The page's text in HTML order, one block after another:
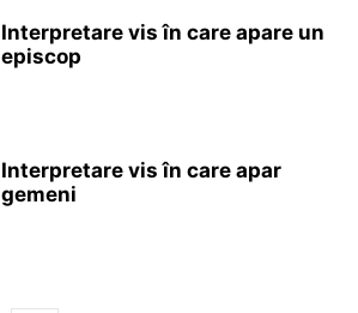
Interpretare vis în care apare un
episcop
Interpretare vis în care apar
gemeni